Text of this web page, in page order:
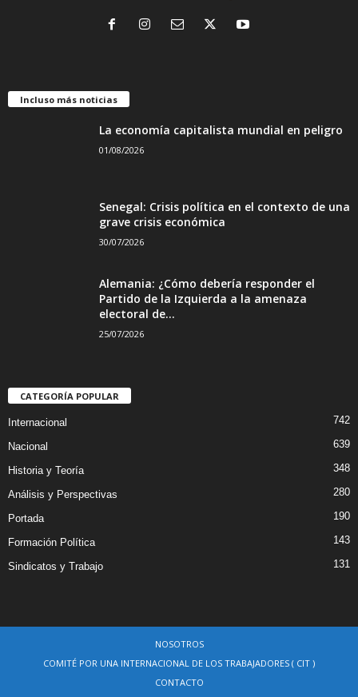
Incluso más noticias
La economía capitalista mundial en peligro
01/08/2026
Senegal: Crisis política en el contexto de una
grave crisis económica
30/07/2026
Alemania: ¿Cómo debería responder el
Partido de la Izquierda a la amenaza
electoral de...
25/07/2026
CATEGORÍA POPULAR
Internacional 742
Nacional 639
Historia y Teoría 348
Análisis y Perspectivas 280
Portada 190
Formación Política 143
Sindicatos y Trabajo 131
NOSOTROS
COMITÉ POR UNA INTERNACIONAL DE LOS TRABAJADORES ( CIT )
CONTACTO